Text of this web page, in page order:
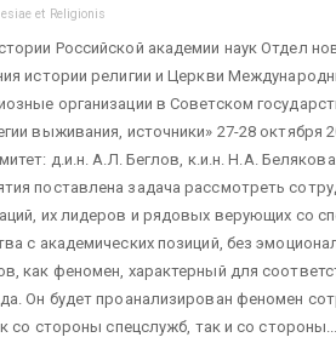
et Religionis
Российской академии наук Отдел
истории религии и Церкви
организации в Советском
выживания, источники» 27-28 октября
д.и.н. А.Л. Беглов, к.и.н. Н.А.
поставлена задача рассмотреть
их лидеров и рядовых верующих со
с академических позиций, без
как феномен, характерный для
Он будет проанализирован феномен
со стороны спецслужб, так и со стороны...